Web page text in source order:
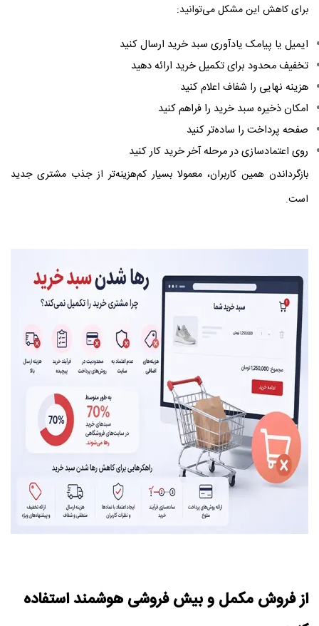
برای کاهش این مشکل می‌توانید:
ایمیل یا پیامک یادآوری سبد خرید ارسال کنید
تخفیف محدود برای تکمیل خرید ارائه دهید
هزینه نهایی را شفاف اعلام کنید
امکان ذخیره سبد خرید را فراهم کنید
صفحه پرداخت را ساده‌تر کنید
روی اعتمادسازی در مرحله آخر خرید کار کنید
بازگرداندن همین کاربران، معمولا بسیار کم‌هزینه‌تر از جذب مشتری جدید
است.
از فروش مکمل و بیش‌ فروشی هوشمند استفاده